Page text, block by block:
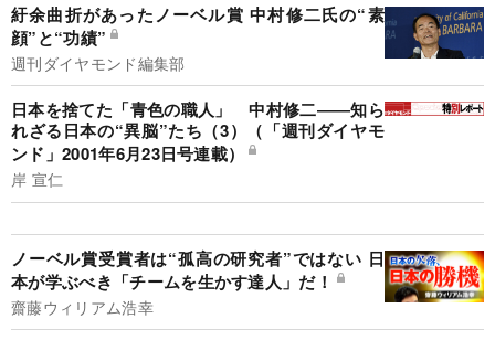
紆余曲折があったノーベル賞 中村修二氏の“素
顔”と“功績”
週刊ダイヤモンド編集部
日本を捨てた「青色の職人」 中村修二――知ら
れざる日本の“異脳”たち（3）（「週刊ダイヤモ
ンド」2001年6月23日号連載）
岸 宣仁
ノーベル賞受賞者は“孤高の研究者”ではない 日
本が学ぶべき「チームを生かす達人」だ！
齋藤ウィリアム浩幸